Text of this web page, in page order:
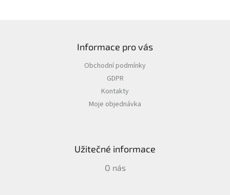
Informace pro vás
Obchodní podmínky
GDPR
Kontakty
Moje objednávka
Užitečné informace
O nás